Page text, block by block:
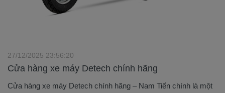
Cửa hàng xe máy Detech chính hãng
27/12/2025 23:56:20
Cửa hàng xe máy Detech chính hãng – Nam Tiến chính là một